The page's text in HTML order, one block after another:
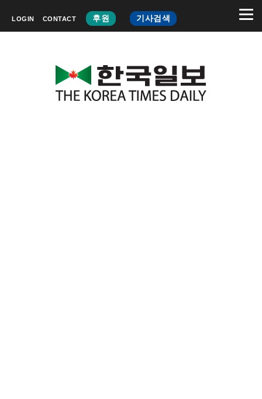
LOGIN CONTACT 후원 기사검색